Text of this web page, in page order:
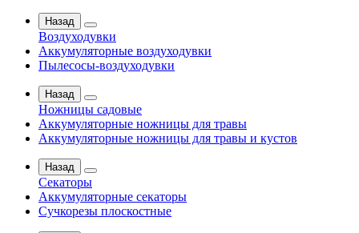
Назад
Воздуходувки
Аккумуляторные воздуходувки
Пылесосы-воздуходувки
Назад
Ножницы садовые
Аккумуляторные ножницы для травы
Аккумуляторные ножницы для травы и кустов
Назад
Секаторы
Аккумуляторные секаторы
Сучкорезы плоскостные